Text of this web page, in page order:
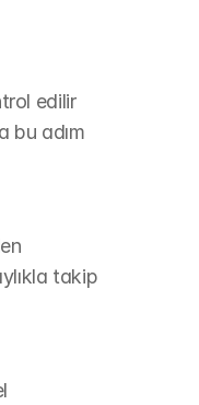
edilir
bu adım
takip